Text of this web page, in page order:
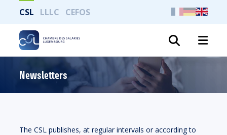
CSL LLLC CEFOS
Newsletters
The CSL publishes, at regular intervals or according to